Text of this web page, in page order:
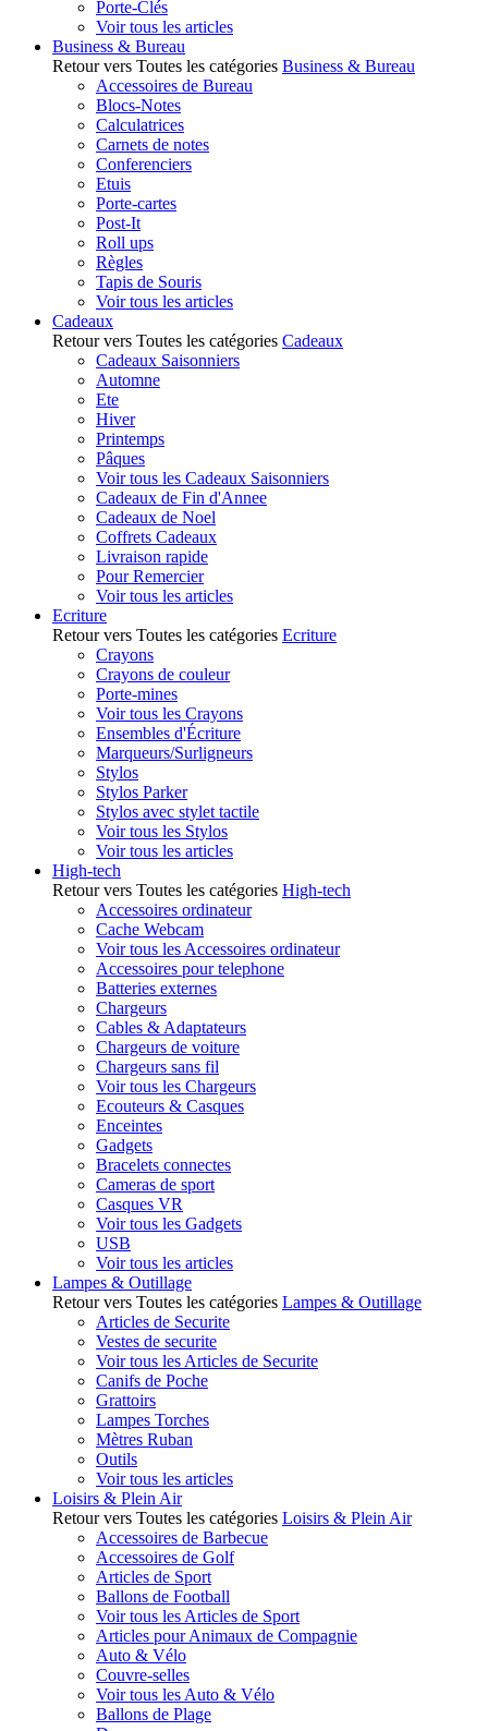
Porte-Clés
Voir tous les articles
Business & Bureau
Retour vers Toutes les catégories Business & Bureau
Accessoires de Bureau
Blocs-Notes
Calculatrices
Carnets de notes
Conferenciers
Etuis
Porte-cartes
Post-It
Roll ups
Règles
Tapis de Souris
Voir tous les articles
Cadeaux
Retour vers Toutes les catégories Cadeaux
Cadeaux Saisonniers
Automne
Ete
Hiver
Printemps
Pâques
Voir tous les Cadeaux Saisonniers
Cadeaux de Fin d'Annee
Cadeaux de Noel
Coffrets Cadeaux
Livraison rapide
Pour Remercier
Voir tous les articles
Ecriture
Retour vers Toutes les catégories Ecriture
Crayons
Crayons de couleur
Porte-mines
Voir tous les Crayons
Ensembles d'Écriture
Marqueurs/Surligneurs
Stylos
Stylos Parker
Stylos avec stylet tactile
Voir tous les Stylos
Voir tous les articles
High-tech
Retour vers Toutes les catégories High-tech
Accessoires ordinateur
Cache Webcam
Voir tous les Accessoires ordinateur
Accessoires pour telephone
Batteries externes
Chargeurs
Cables & Adaptateurs
Chargeurs de voiture
Chargeurs sans fil
Voir tous les Chargeurs
Ecouteurs & Casques
Enceintes
Gadgets
Bracelets connectes
Cameras de sport
Casques VR
Voir tous les Gadgets
USB
Voir tous les articles
Lampes & Outillage
Retour vers Toutes les catégories Lampes & Outillage
Articles de Securite
Vestes de securite
Voir tous les Articles de Securite
Canifs de Poche
Grattoirs
Lampes Torches
Mètres Ruban
Outils
Voir tous les articles
Loisirs & Plein Air
Retour vers Toutes les catégories Loisirs & Plein Air
Accessoires de Barbecue
Accessoires de Golf
Articles de Sport
Ballons de Football
Voir tous les Articles de Sport
Articles pour Animaux de Compagnie
Auto & Vélo
Couvre-selles
Voir tous les Auto & Vélo
Ballons de Plage